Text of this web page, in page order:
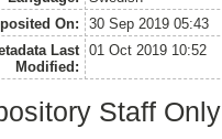
On:
30 Sep 2019 05:43
Last
Modified:
01 Oct 2019 10:52
Staff